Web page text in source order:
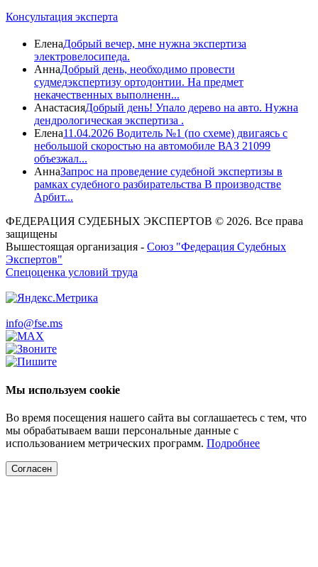
Консультация эксперта
ЕленаДобрый вечер, мне нужна экспертиза
электровелосипеда.
АннаДобрый день, необходимо провести
судмедэкспертизу ортодонтии. На предмет
некачественных выполненн...
АнастасияДобрый день! Упало дерево на авто. Нужна
дендрологическая экспертиза .
Елена11.04.2026 Водитель №1 (по схеме) двигаясь с
небольшой скоростью на автомобиле ВАЗ 21099
объезжал...
АннаЗапрос на проведение судебной экспертизы в
рамках судебного разбирательства В производстве
Арбит...
ФЕДЕРАЦИЯ СУДЕБНЫХ ЭКСПЕРТОВ © 2026. Все права
защищены
Вышестоящая организация - Союз "Федерация Судебных
Экспертов"
Спецоценка условий труда
info@fse.ms
Мы используем cookie
Во время посещения нашего сайта вы соглашаетесь с тем, что
мы обрабатываем ваши персональные данные с
использованием метрических программ. Подробнее
Согласен